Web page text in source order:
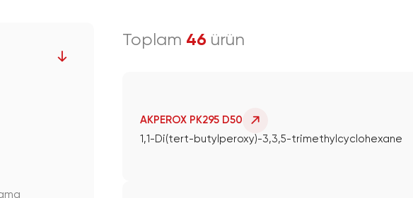
Toplam 46 ürün
AKPEROX PK295 D50
1,1-Di(tert-butylperoxy)-3,3,5-trimethylcyclohexane